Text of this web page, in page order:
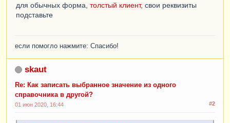
для обычных форма, толстый клиент, свои реквизиты
подставьте
если помогло нажмите: Спасибо!
skaut
Re: Как записать выбранное значение из одного
справочника в другой?
#2
01 июн 2020, 16:44